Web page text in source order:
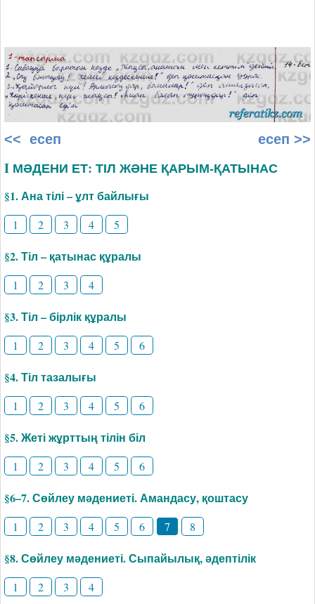
<< есеп есеп >>
I МӘДЕНИ ЕТ: ТІЛ ЖӘНЕ ҚАРЫМ-ҚАТЫНАС
§1. Ана тілі – ұлт байлығы
1 2 3 4 5
§2. Тіл – қатынас құралы
1 2 3 4
§3. Тіл – бірлік құралы
1 2 3 4 5 6
§4. Тіл тазалығы
1 2 3 4 5 6
§5. Жеті жұрттың тілін біл
1 2 3 4 5 6
§6–7. Сөйлеу мәдениеті. Амандасу, қоштасу
1 2 3 4 5 6 7 8
§8. Сөйлеу мәдениеті. Сыпайылық, әдептілік
1 2 3 4